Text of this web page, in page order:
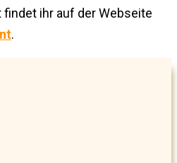
ihr auf der Webseite
.